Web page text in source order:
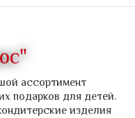
ассортимент
подарков для детей.
изделия